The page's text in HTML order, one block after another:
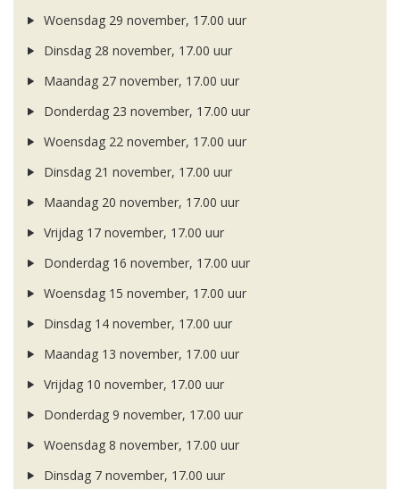
Woensdag 29 november, 17.00 uur
Dinsdag 28 november, 17.00 uur
Maandag 27 november, 17.00 uur
Donderdag 23 november, 17.00 uur
Woensdag 22 november, 17.00 uur
Dinsdag 21 november, 17.00 uur
Maandag 20 november, 17.00 uur
Vrijdag 17 november, 17.00 uur
Donderdag 16 november, 17.00 uur
Woensdag 15 november, 17.00 uur
Dinsdag 14 november, 17.00 uur
Maandag 13 november, 17.00 uur
Vrijdag 10 november, 17.00 uur
Donderdag 9 november, 17.00 uur
Woensdag 8 november, 17.00 uur
Dinsdag 7 november, 17.00 uur